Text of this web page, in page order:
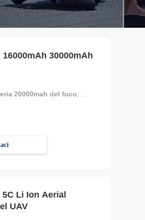
30000mAh
20000mah del fuco
Li Ion Aerial
UAV